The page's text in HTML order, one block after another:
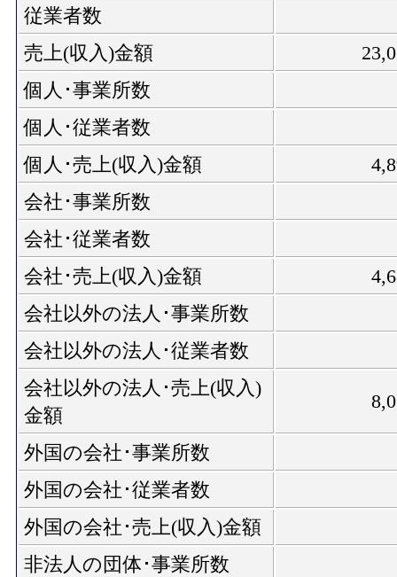
従業者数
売上(収入)金額
個人･事業所数
個人･従業者数
個人･売上(収入)金額
会社･事業所数
会社･従業者数
会社･売上(収入)金額
会社以外の法人･事業所数
会社以外の法人･従業者数
会社以外の法人･売上(収入)
金額
外国の会社･事業所数
外国の会社･従業者数
外国の会社･売上(収入)金額
非法人の団体･事業所数